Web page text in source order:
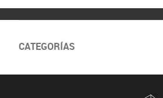
CATEGORÍAS